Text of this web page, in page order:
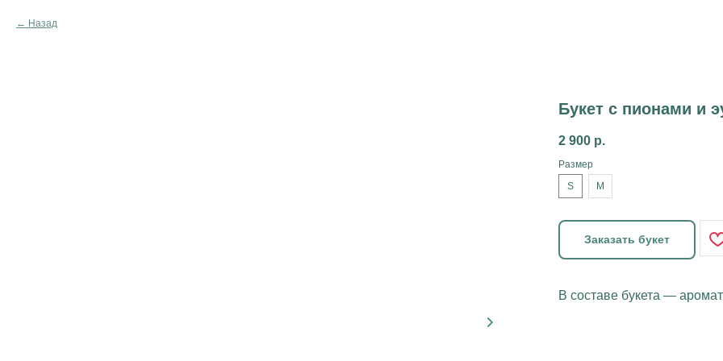
Назад
Букет с пионами и
2 900 р.
Размер
S
M
Заказать букет
В составе букета —